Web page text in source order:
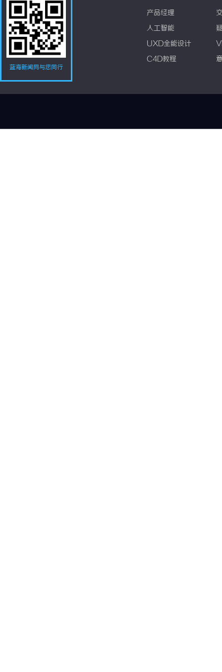
蓝海新闻网与您同行
产品经理
人工智能
UXD全能设计
C4D教程